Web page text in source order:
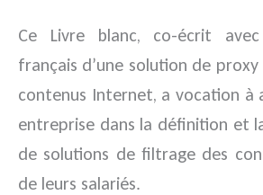
Ce Livre blanc, co-écrit avec
français d’une solution de
contenus Internet, a vocation à
entreprise dans la définition et
de solutions de filtrage des
de leurs salariés.